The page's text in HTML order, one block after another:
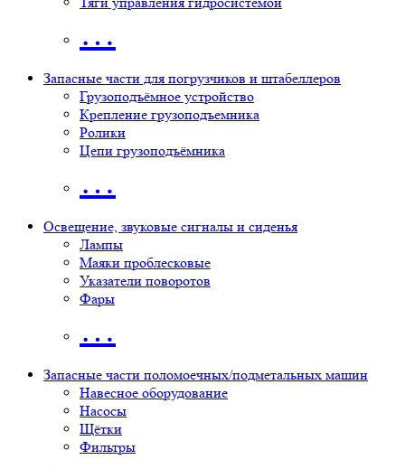
…
Запасные части для погрузчиков и штабеллеров
Грузоподъёмное устройство
Крепление грузоподъемника
Ролики
Цепи грузоподъёмника
…
Освещение, звуковые сигналы и сиденья
Лампы
Маяки проблесковые
Указатели поворотов
Фары
…
Запасные части поломоечных/подметальных машин
Навесное оборудование
Насосы
Щётки
Фильтры